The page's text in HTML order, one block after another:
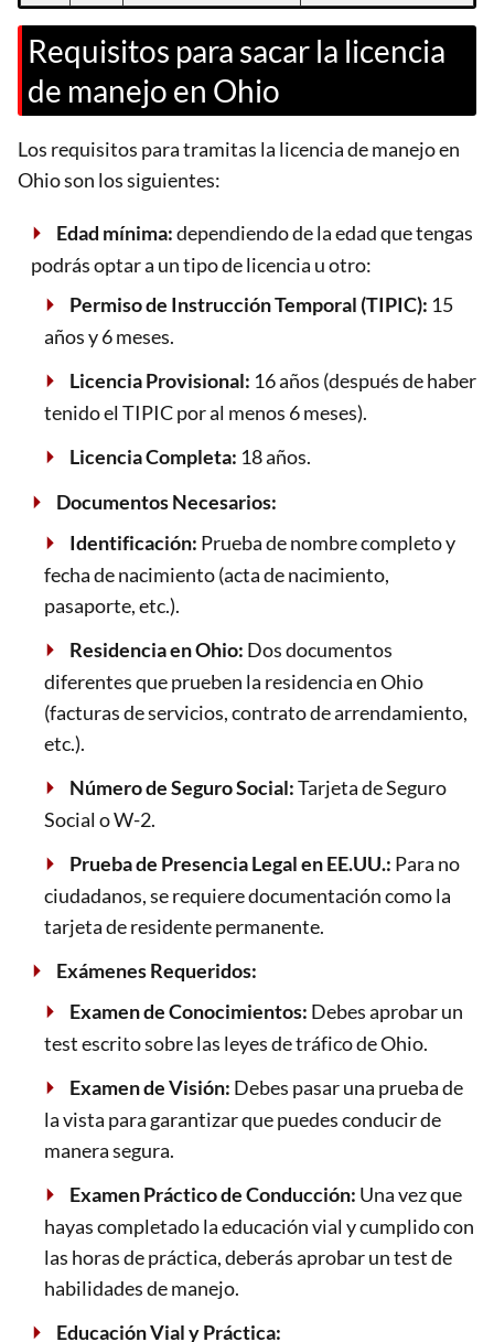
Requisitos para sacar la licencia
de manejo en Ohio
Los requisitos para tramitas la licencia de manejo en
Ohio son los siguientes:
Edad mínima:dependiendo de la edad que tengas
podrás optar a un tipo de licencia u otro:
Permiso de Instrucción Temporal (TIPIC): 15
años y 6 meses.
Licencia Provisional: 16 años (después de haber
tenido el TIPIC por al menos 6 meses).
Licencia Completa: 18 años.
Documentos Necesarios:
Identificación: Prueba de nombre completo y
fecha de nacimiento (acta de nacimiento,
pasaporte, etc.).
Residencia en Ohio: Dos documentos
diferentes que prueben la residencia en Ohio
(facturas de servicios, contrato de arrendamiento,
etc.).
Número de Seguro Social:Tarjeta de Seguro
Social o W-2.
Prueba de Presencia Legal en EE.UU.: Para no
ciudadanos, se requiere documentación como la
tarjeta de residente permanente.
Exámenes Requeridos:
Examen de Conocimientos: Debes aprobar un
test escrito sobre las leyes de tráfico de Ohio.
Examen de Visión: Debes pasar una prueba de
la vista para garantizar que puedes conducir de
manera segura.
Examen Práctico de Conducción: Una vez que
hayas completado la educación vial y cumplido con
las horas de práctica, deberás aprobar un test de
habilidades de manejo.
Educación Vial y Práctica: